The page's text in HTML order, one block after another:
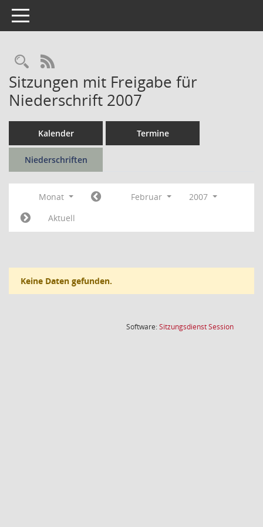
Toggle navigation
Rechercheauswahl
RSS-Feed
Sitzungen mit Freigabe für
Niederschrift 2007
Kalender Termine
Niederschriften
Monat Februar
2007
Aktuell
Keine Daten gefunden.
Software:SitzungsdienstSession(Wird in